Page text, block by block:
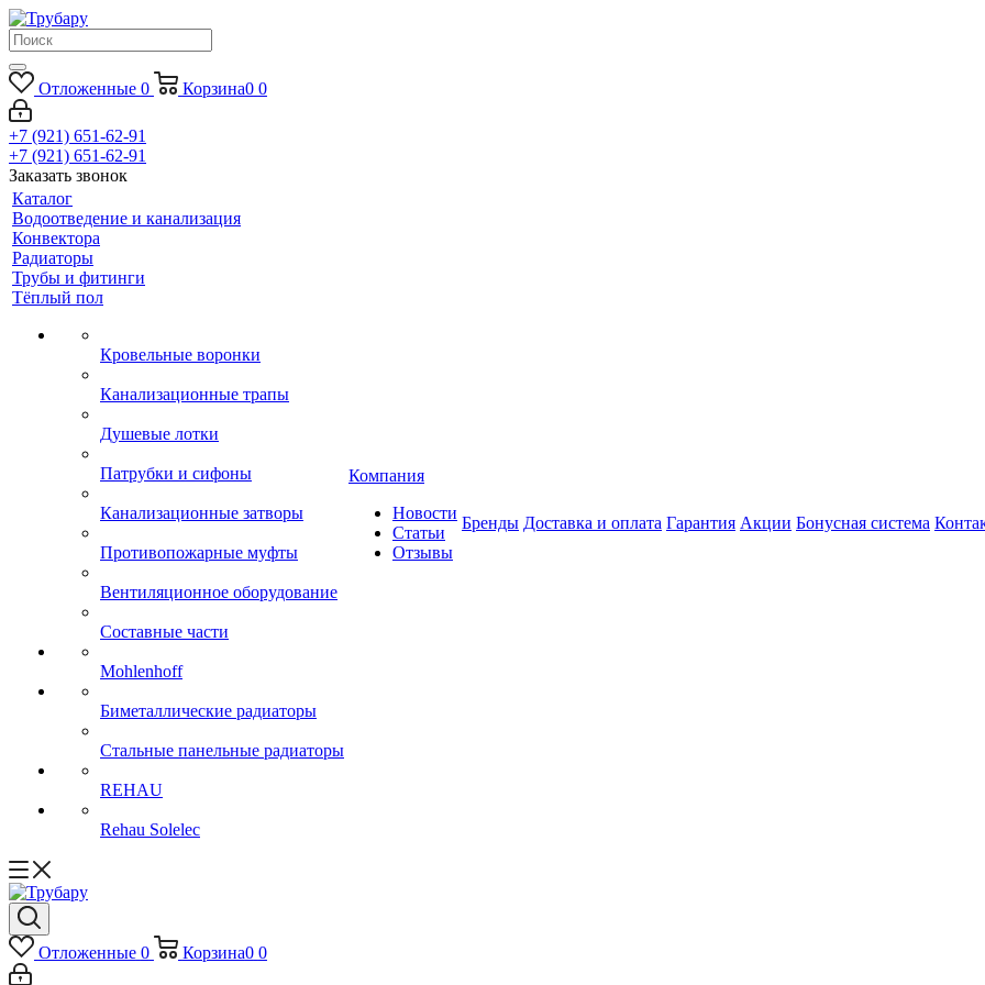
Отложенные 0 Корзина0 0
+7 (921) 651-62-91
+7 (921) 651-62-91
Заказать звонок
Каталог
Водоотведение и канализация
Конвектора
Радиаторы
Трубы и фитинги
Тёплый пол
Кровельные воронки
Канализационные трапы
Душевые лотки
Патрубки и сифоны
Канализационные затворы
Противопожарные муфты
Вентиляционное оборудование
Составные части
Mohlenhoff
Биметаллические радиаторы
Стальные панельные радиаторы
REHAU
Rehau Solelec
Компания
Новости
Статьи
Отзывы
Бренды Доставка и оплата Гарантия Акции Бонусная система
Отложенные 0 Корзина0 0